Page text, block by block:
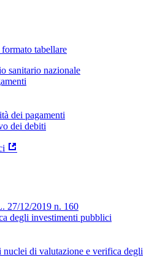
tabellare
sanitario nazionale
dei pagamenti
dei debiti
27/12/2019 n. 160
degli investimenti pubblici
di valutazione e verifica degli